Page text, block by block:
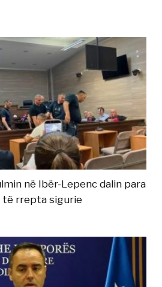
në Ibër-Lepenc dalin para
të rrepta sigurie